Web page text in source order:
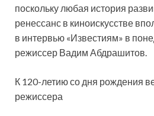
поскольку любая история
ренессанс в киноискусстве
в интервью «Известиям» в
режиссер Вадим Абдрашитов.
К 120-летию со дня рождения
режиссера